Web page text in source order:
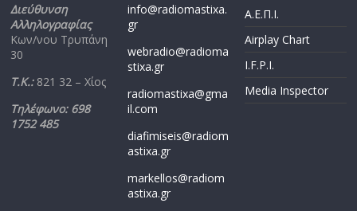
Διεύθυνση
Αλληλογραφίας
Κων/νου Τρυπάνη
30
Τ.Κ.: 821 32 – Χίος
Τηλέφωνο: 698
1752 485
info@radiomastixa.
gr
webradio@radioma
stixa.gr
radiomastixa@gma
il.com
diafimiseis@radiom
astixa.gr
markellos@radiom
astixa.gr
Α.Ε.Π.Ι.
Airplay Chart
I.F.P.I.
Media Inspector